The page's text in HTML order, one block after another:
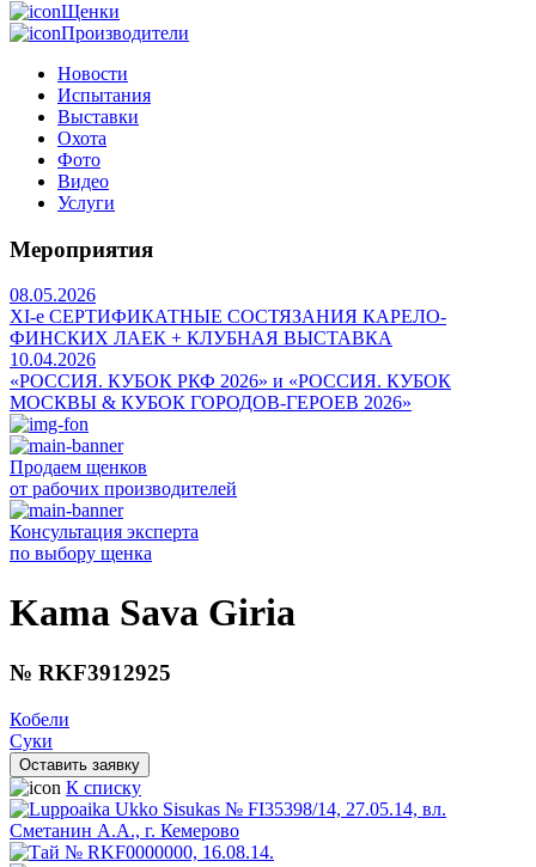
Щенки
Производители
Новости
Испытания
Выставки
Охота
Фото
Видео
Услуги
Мероприятия
08.05.2026
ХI-е СЕРТИФИКАТНЫЕ СОСТЯЗАНИЯ КАРЕЛО-
ФИНСКИХ ЛАЕК + КЛУБНАЯ ВЫСТАВКА
10.04.2026
«РОССИЯ. КУБОК РКФ 2026» и «РОССИЯ. КУБОК
МОСКВЫ & КУБОК ГОРОДОВ-ГЕРОЕВ 2026»
Продаем щенков
от рабочих производителей
Консультация эксперта
по выбору щенка
Kama Sava Giria
№ RKF3912925
Кобели
Суки
Оставить заявку
К списку